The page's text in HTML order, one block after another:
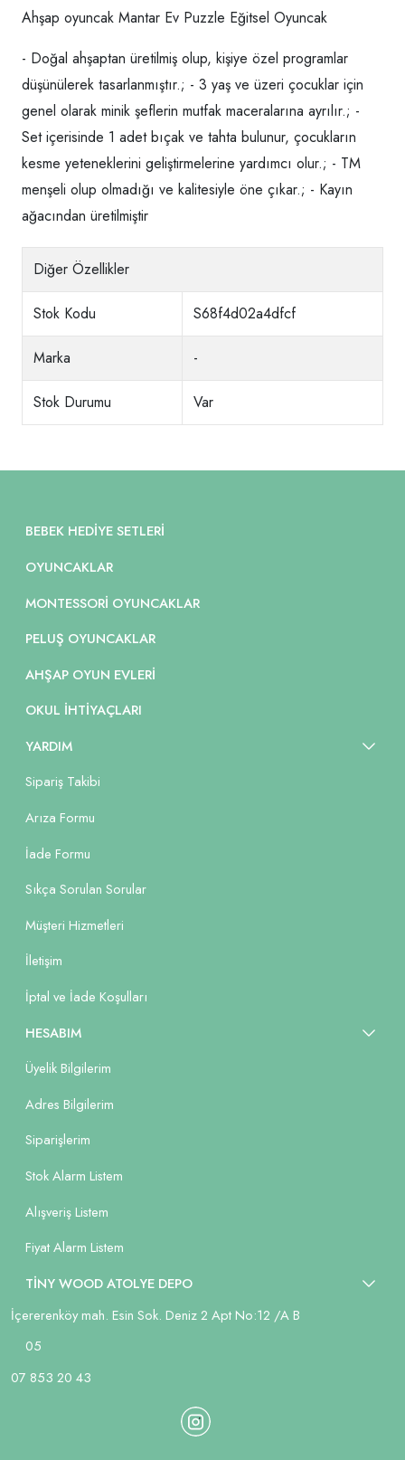
Ahşap oyuncak Mantar Ev Puzzle Eğitsel Oyuncak
- Doğal ahşaptan üretilmiş olup, kişiye özel programlar
düşünülerek tasarlanmıştır.; - 3 yaş ve üzeri çocuklar için
genel olarak minik şeflerin mutfak maceralarına ayrılır.; -
Set içerisinde 1 adet bıçak ve tahta bulunur, çocukların
kesme yeteneklerini geliştirmelerine yardımcı olur.; - TM
menşeli olup olmadığı ve kalitesiyle öne çıkar.; - Kayın
ağacından üretilmiştir
Diğer Özellikler
Stok Kodu S68f4d02a4dfcf
Marka -
Stok Durumu Var
BEBEK HEDIYE SETLERI
OYUNCAKLAR
MONTESSORI OYUNCAKLAR
PELUŞ OYUNCAKLAR
AHŞAP OYUN EVLERI
OKUL İHTIYAÇLARI
YARDIM
Sipariş Takibi
Arıza Formu
İade Formu
Sıkça Sorulan Sorular
Müşteri Hizmetleri
İletişim
İptal ve İade Koşulları
HESABIM
Üyelik Bilgilerim
Adres Bilgilerim
Siparişlerim
Stok Alarm Listem
Alışveriş Listem
Fiyat Alarm Listem
TİNY WOOD ATOLYE DEPO
İçererenköy mah. Esin Sok. Deniz 2 Apt No:12 /A B
05
07 853 20 43